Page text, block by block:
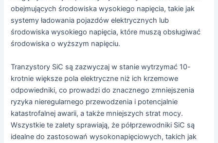
obejmujących środowiska wysokiego napięcia, takie jak
systemy ładowania pojazdów elektrycznych lub
środowiska wysokiego napięcia, które muszą obsługiwać
środowiska o wyższym napięciu.
Tranzystory SiC są zazwyczaj w stanie wytrzymać 10-
krotnie większe pola elektryczne niż ich krzemowe
odpowiedniki, co prowadzi do znacznego zmniejszenia
ryzyka nieregularnego przewodzenia i potencjalnie
katastrofalnej awarii, a także mniejszych strat mocy.
Wszystkie te zalety sprawiają, że półprzewodniki SiC są
idealne do zastosowań wysokonapięciowych, takich jak